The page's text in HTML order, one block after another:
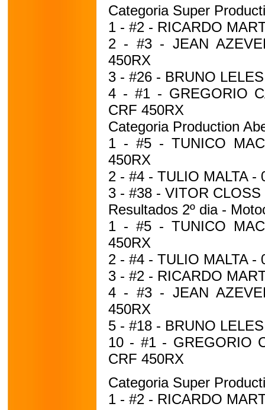
Categoria Super
1 - #2 - RICARDO
2 - #3 - JEAN
450RX
3 - #26 - BRUNO
4 - #1 - GREGORIO
CRF 450RX
Categoria Production
1 - #5 - TUNICO
450RX
2 - #4 - TULIO MALTA -
3 - #38 - VITOR
Resultados 2º dia -
1 - #5 - TUNICO
450RX
2 - #4 - TULIO MALTA -
3 - #2 - RICARDO
4 - #3 - JEAN
450RX
5 - #18 - BRUNO
10 - #1 - GREGORIO
CRF 450RX
Categoria Super
1 - #2 - RICARDO